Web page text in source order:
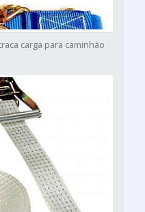
carga para caminhão